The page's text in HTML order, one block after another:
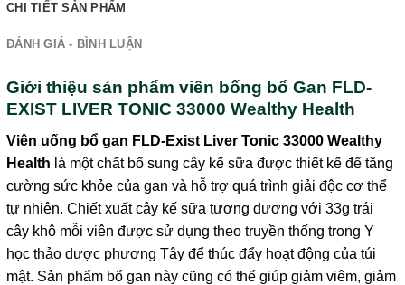
CHI TIẾT SẢN PHẨM
ĐÁNH GIÁ - BÌNH LUẬN
Giới thiệu sản phẩm viên bống bổ Gan FLD-
EXIST LIVER TONIC 33000 Wealthy Health
Viên uống bổ gan FLD-Exist Liver Tonic 33000 Wealthy
Health là một chất bổ sung cây kế sữa được thiết kế để tăng
cường sức khỏe của gan và hỗ trợ quá trình giải độc cơ thể
tự nhiên. Chiết xuất cây kế sữa tương đương với 33g trái
cây khô mỗi viên được sử dụng theo truyền thống trong Y
học thảo dược phương Tây để thúc đẩy hoạt động của túi
mật. Sản phẩm bổ gan này cũng có thể giúp giảm viêm, giảm